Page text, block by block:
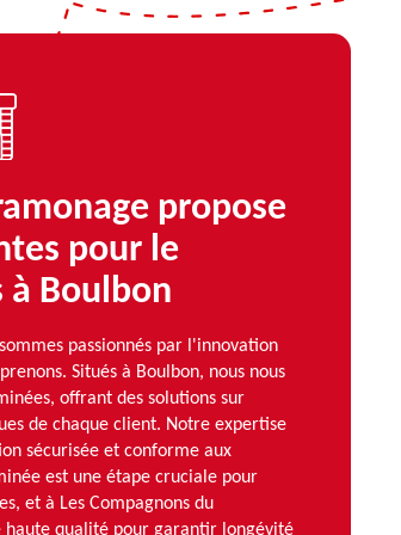
propose
pour le
à Boulbon
passionnés par l'innovation
Situés à Boulbon, nous nous
offrant des solutions sur
de chaque client. Notre expertise
sécurisée et conforme aux
est une étape cruciale pour
et à Les Compagnons du
haute qualité pour garantir longévité